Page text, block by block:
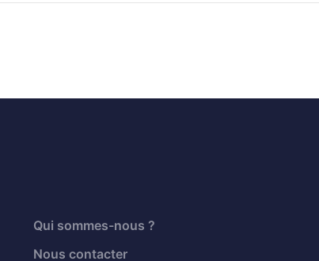
Qui sommes-nous ?
Nous contacter